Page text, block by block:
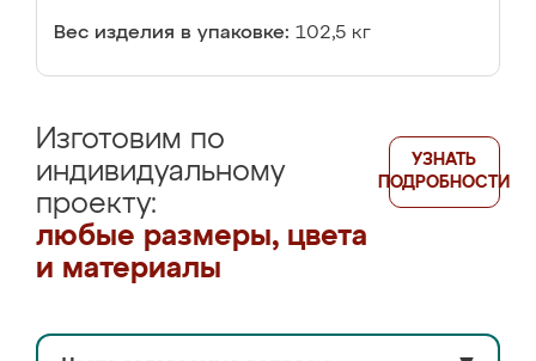
Вес изделия в упаковке: 102,5 кг
Изготовим по
индивидуальному
проекту:
любые размеры, цвета
и материалы
УЗНАТЬ
ПОДРОБНОСТИ